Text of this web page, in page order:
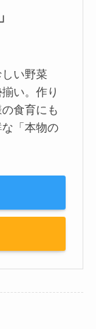
い野菜
い。作り
食育にも
「本物の